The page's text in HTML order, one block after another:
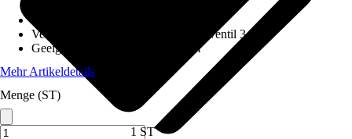
Ventilausstattung
Siebkorb-Stopfenventil 3 ½"
Geeignet für
Unterschrank 60 cm
Mehr Artikeldetails
Menge (ST)
1 ST